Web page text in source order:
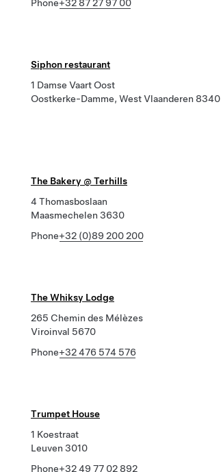
Phone+32 87 27 97 00
Siphon restaurant
1 Damse Vaart Oost
Oostkerke-Damme, West Vlaanderen 8340
The Bakery @ Terhills
4 Thomasboslaan
Maasmechelen 3630
Phone+32 (0)89 200 200
The Whiksy Lodge
265 Chemin des Mélèzes
Viroinval 5670
Phone+32 476 574 576
Trumpet House
1 Koestraat
Leuven 3010
Phone+32 49 77 02 892